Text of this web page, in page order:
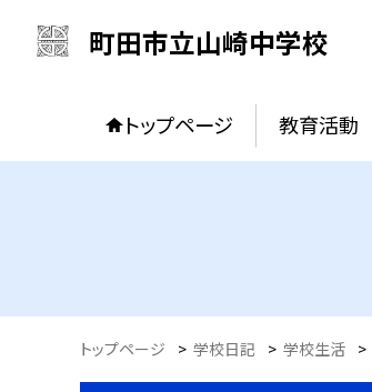
町田市立山崎中学校
トップページ 教育活動
トップページ > 学校日記 > 学校生活 >